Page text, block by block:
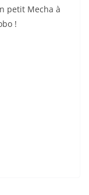
petit Mecha à
!